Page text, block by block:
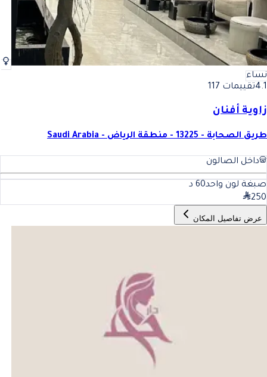
نساء
4.1تقييمات 117
زاوية أفنان
طريق الصحابة - 13225 - منطقة الرياض - Saudi Arabia
داخل الصالون
صبغة لون واحد60 د
250
عرض تفاصيل المكان